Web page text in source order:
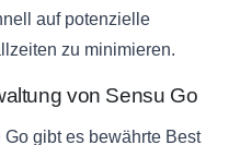
auf potenzielle
zu minimieren.
von Sensu Go
gibt es bewährte Best